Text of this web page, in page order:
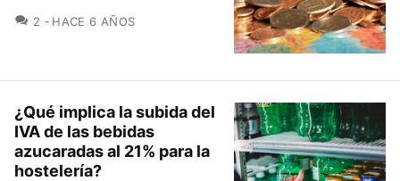
2 COMENTARIOS
HACE 6 AÑOS
¿Qué implica la subida del
IVA de las bebidas
azucaradas al 21% para la
hostelería?